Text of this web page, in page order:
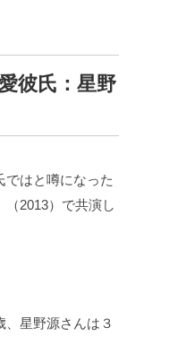
彼氏： 星野
ではと噂になった
2013）で共演し
、星野源さんは３